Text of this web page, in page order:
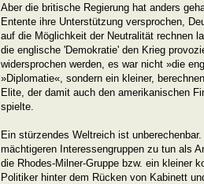
Aber die britische Regierung hat anders
Entente ihre Unterstützung versprochen,
auf die Möglichkeit der Neutralität rechnen
die englische 'Demokratie' den Krieg
widersprochen werden, es war nicht »die
»Diplomatie«, sondern ein kleiner,
Elite, der damit auch den amerikanischen
spielte.
Ein stürzendes Weltreich ist
mächtigeren Interessengruppen zu tun als
die Rhodes-Milner-Gruppe bzw. ein kleiner
Politiker hinter dem Rücken von Kabinett